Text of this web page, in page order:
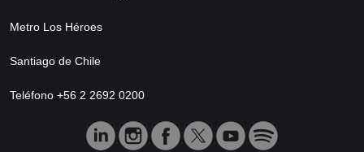
Metro Los Héroes
Santiago de Chile
Teléfono +56 2 2692 0200